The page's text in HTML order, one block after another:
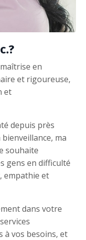
en
et rigoureuse,
et
depuis près
bienveillance, ma
souhaite
gens en difficulté
empathie et
dans votre
à vos besoins, et